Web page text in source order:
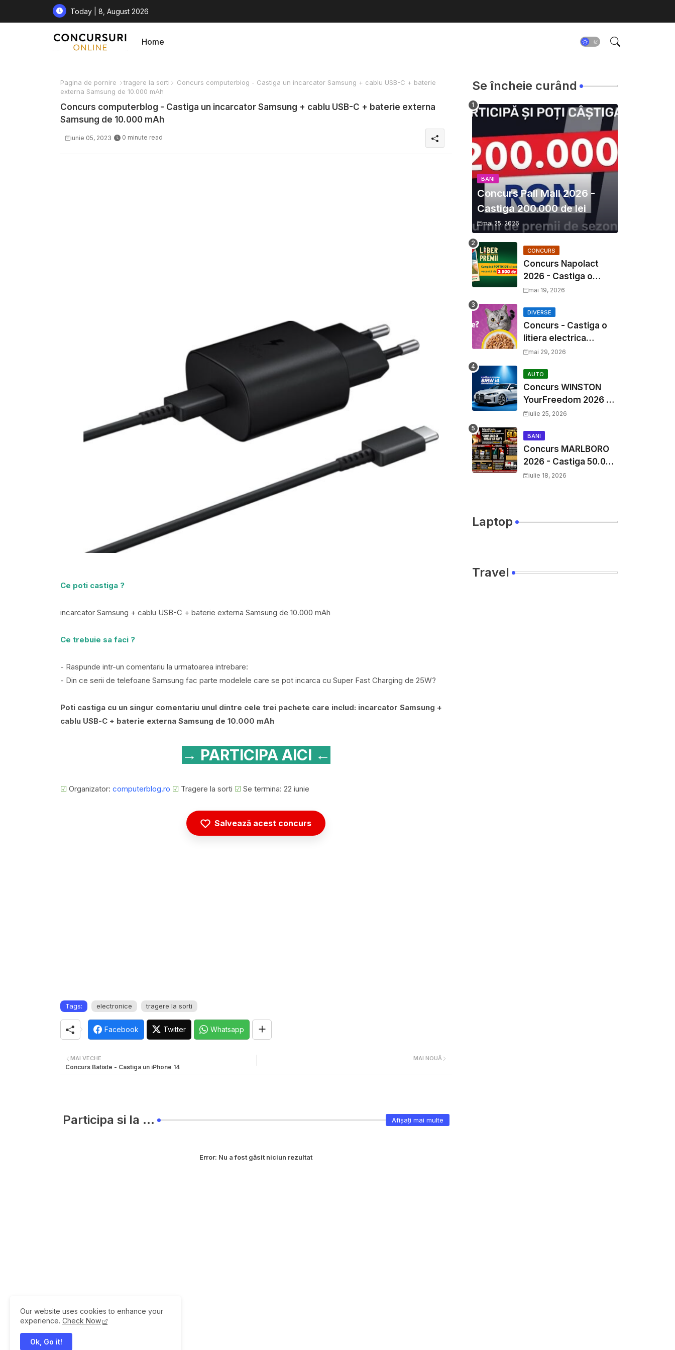
Today | 8, August 2026
Home
Pagina de pornire tragere la sorti
Concurs computerblog - Castiga un incarcator Samsung + cablu USB-C + baterie
externa Samsung de 10.000 mAh
Concurs computerblog - Castiga un incarcator Samsung + cablu USB-C + baterie externa
Samsung de 10.000 mAh
iunie 05, 2023 0 minute read
Ce poti castiga ?
incarcator Samsung + cablu USB-C + baterie externa Samsung de 10.000 mAh
Ce trebuie sa faci ?
- Raspunde intr-un comentariu la urmatoarea intrebare:
- Din ce serii de telefoane Samsung fac parte modelele care se pot incarca cu Super Fast Charging de 25W?
Poti castiga cu un singur comentariu unul dintre cele trei pachete care includ: incarcator Samsung +
cablu USB-C + baterie externa Samsung de 10.000 mAh
→ PARTICIPA AICI ←
☑ Organizator: computerblog.ro ☑ Tragere la sorti ☑ Se termina: 22 iunie
Salvează acest concurs
Tags: electronice tragere la sorti
Facebook Twitter Whatsapp
MAI NOUĂ
MAI VECHE
Concurs Batiste - Castiga un iPhone 14
Participa si la ... Afișați mai multe
Error: Nu a fost găsit niciun rezultat
Se încheie curând
BANI
Concurs Pall Mall 2026 -
Castiga 200.000 de lei
mai 25, 2026
CONCURS
Concurs Napolact
2026 - Castiga o
Vacanta de Familie de
mai 19, 2026
DIVERSE
Concurs - Castiga o
litiera electrica
Whiskas
mai 29, 2026
AUTO
Concurs WINSTON
YourFreedom 2026 -
Castiga o masina
premii cash
iulie 25, 2026
BANI
Concurs MARLBORO
2026 - Castiga 50.000
EURO pe
iulie 18, 2026
Laptop
Travel
Our website uses cookies to enhance your
experience. Check Now
Ok, Go it!